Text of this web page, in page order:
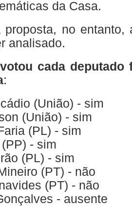
da Casa.
proposta, no entanto,
analisado.
cada deputado
:
(União) - sim
(União) - sim
(PL) - sim
- sim
(PL) - sim
(PT) - não
(PT) - não
- ausente